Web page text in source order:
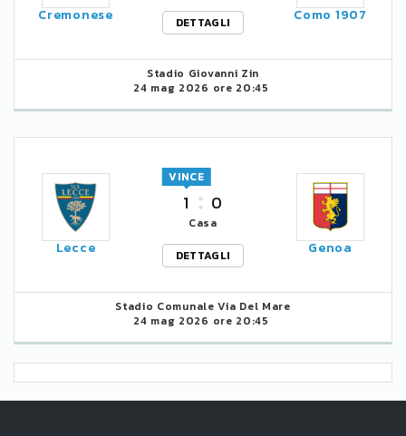
Cremonese
DETTAGLI
Como 1907
Stadio Giovanni Zin
24 mag 2026 ore 20:45
Lecce
1
VINCE
0
Casa
DETTAGLI
Genoa
Stadio Comunale Via Del Mare
24 mag 2026 ore 20:45